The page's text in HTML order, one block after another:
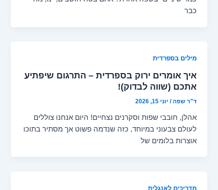
כבר
מילים בספרדית
איך אומרים ירוק בספרדית – התרגום שיפתיע
אתכם (שווה לבדוק)!
ד"ר שפה/ יוני 15, 2026
אהלן, חובבי שפות וסקרנים נצחיים! היום אנחנו צוללים
לעולם צבעוני במיוחד, כזה שנדמה פשוט אך מסתיר בתוכו
אוצרות בלומים של
מדריכים לאנגלית